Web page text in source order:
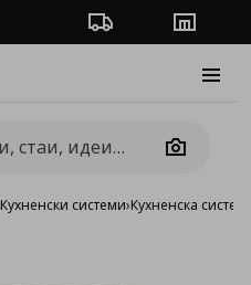
Проследяване на
Camera
Кухненски системи›Кухненска